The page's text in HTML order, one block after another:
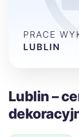
Lublin –
PRACE
LUBLIN